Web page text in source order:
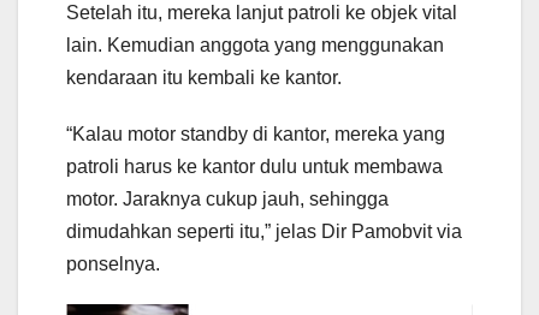
Setelah itu, mereka lanjut patroli ke objek vital
lain. Kemudian anggota yang menggunakan
kendaraan itu kembali ke kantor.
“Kalau motor standby di kantor, mereka yang
patroli harus ke kantor dulu untuk membawa
motor. Jaraknya cukup jauh, sehingga
dimudahkan seperti itu,” jelas Dir Pamobvit via
ponselnya.